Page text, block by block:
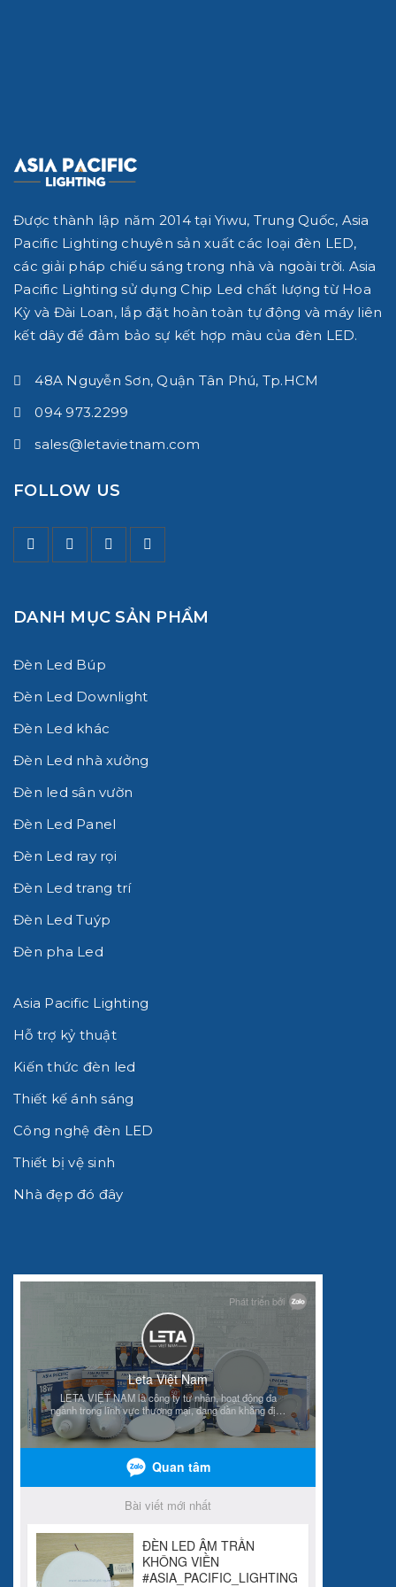
GIAN NỘI THẤT GIA ĐÌNH
Được thành lập năm 2014 tại Yiwu, Trung Quốc, Asia
Pacific Lighting chuyên sản xuất các loại đèn LED,
các giải pháp chiếu sáng trong nhà và ngoài trời. Asia
Pacific Lighting sử dụng Chip Led chất lượng từ Hoa
Kỳ và Đài Loan, lắp đặt hoàn toàn tự động và máy liên
kết dây để đảm bảo sự kết hợp màu của đèn LED.
48A Nguyễn Sơn, Quận Tân Phú, Tp.HCM
094 973.2299
sales@letavietnam.com
FOLLOW US
DANH MỤC SẢN PHẨM
Đèn Led Búp
Đèn Led Downlight
Đèn Led khác
Đèn Led nhà xưởng
Đèn led sân vườn
Đèn Led Panel
Đèn Led ray rọi
Đèn Led trang trí
Đèn Led Tuýp
Đèn pha Led
Asia Pacific Lighting
Hỗ trợ kỷ thuật
Kiến thức đèn led
Thiết kế ánh sáng
Công nghệ đèn LED
Thiết bị vệ sinh
Nhà đẹp đó đây